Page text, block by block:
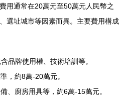
用通常在20萬元至50萬元人民幣之
選址城市等因素而異。主要費用構成
品牌使用權、技術培訓等。
，約8萬-20萬元。
、廚房用具等，約6萬-15萬元。